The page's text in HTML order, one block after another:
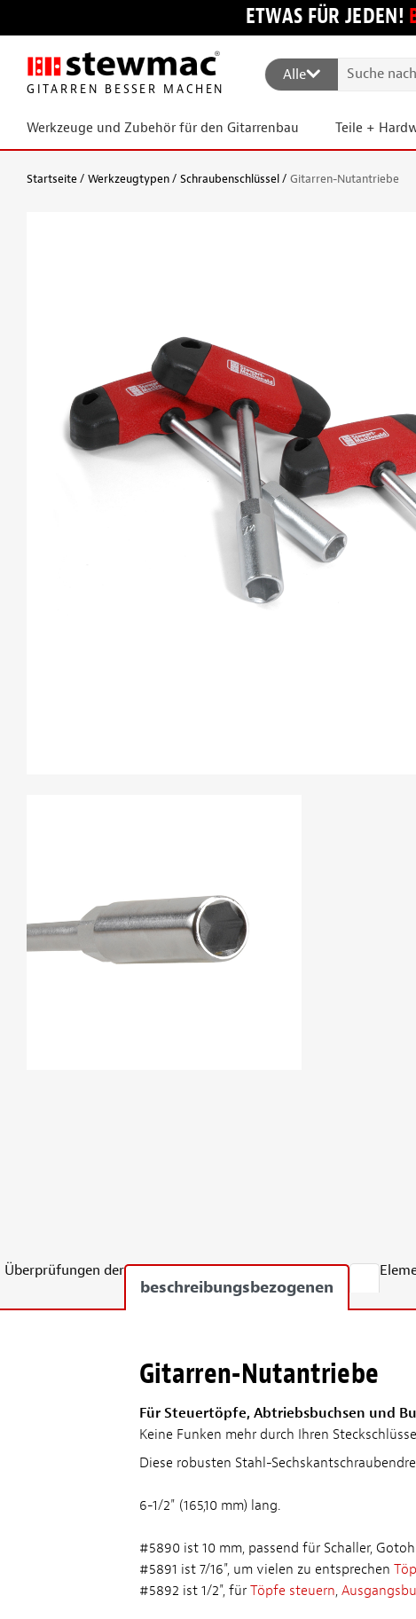
ETWAS FÜR JEDEN!
GITARREN BESSER MACHEN
Alle
Werkzeuge und Zubehör für den Gitarrenbau Teile +
Startseite Werkzeugtypen Schraubenschlüssel Gitarren-Nutantriebe
Überprüfungen der
beschreibungsbezogenen
Gitarren-Nutantriebe
Für Steuertöpfe, Abtriebsbuchsen und
Keine Funken mehr durch Ihren
Diese robusten Stahl-
6-1/2" (165,10 mm) lang.
#5890 ist 10 mm, passend für Schaller,
#5891 ist 7/16", um vielen zu entsprechen
#5892 ist 1/2", für Töpfe steuern,